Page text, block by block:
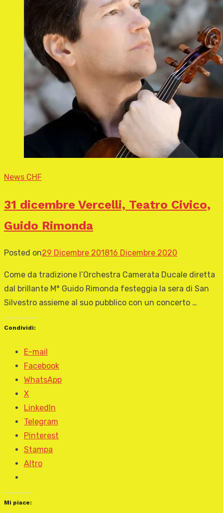
News CHF
31 dicembre Vercelli, Teatro Civico,
Guido Rimonda
Posted on29 Dicembre 201816 Dicembre 2020
Come da tradizione l’Orchestra Camerata Ducale diretta
dal brillante M° Guido Rimonda festeggia la sera di San
Silvestro assieme al suo pubblico con un concerto …
Condividi:
E-mail
Facebook
WhatsApp
X
LinkedIn
Telegram
Pinterest
Stampa
Altro
Mi piace: